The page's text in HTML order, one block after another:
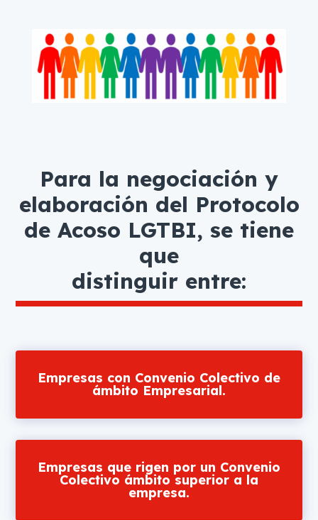
Para la negociación y
elaboración del Protocolo
de Acoso LGTBI, se tiene
que
distinguir entre:
Empresas con Convenio Colectivo de
ámbito Empresarial.
Empresas que rigen por un Convenio
Colectivo ámbito superior a la
empresa.